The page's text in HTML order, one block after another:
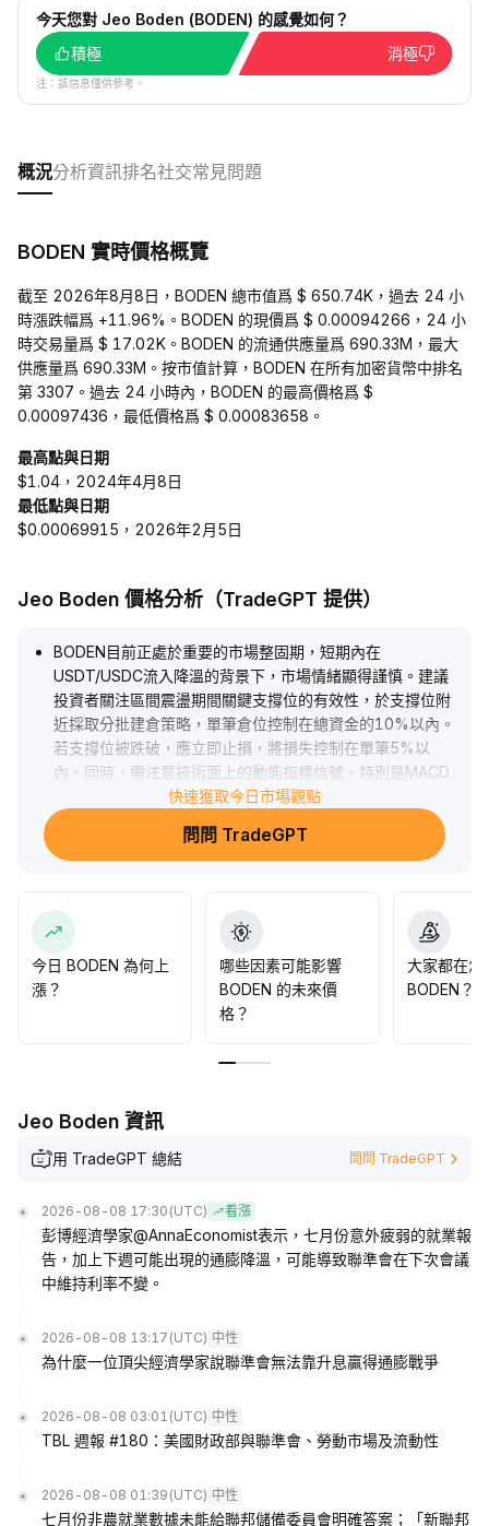
今天您對 Jeo Boden (BODEN) 的感覺如何？
積極
消極
注：該信息僅供參考。
概況分析資訊排名社交常見問題
BODEN 實時價格概覽
截至 2026年8月8日，BODEN 總市值爲 $ 650.74K，過去 24 小
時漲跌幅爲 +11.96%。BODEN 的現價爲 $ 0.00094266，24 小
時交易量爲 $ 17.02K。BODEN 的流通供應量爲 690.33M，最大
供應量爲 690.33M。按市值計算，BODEN 在所有加密貨幣中排名
第 3307。過去 24 小時內，BODEN 的最高價格爲 $
0.00097436，最低價格爲 $ 0.00083658。
最高點與日期
$1.04，2024年4月8日
最低點與日期
$0.00069915，2026年2月5日
Jeo Boden 價格分析（TradeGPT 提供）
BODEN目前正處於重要的市場整固期，短期內在
USDT/USDC流入降溫的背景下，市場情緒顯得謹慎。建議
投資者關注區間震盪期間關鍵支撐位的有效性，於支撐位附
近採取分批建倉策略，單筆倉位控制在總資金的10%以內。
若支撐位被跌破，應立即止損，將損失控制在單筆5%以
內。同時，需注意技術面上的動能指標信號，特別是MACD
與RSI的走勢，以判斷潛在反彈。一旦價格突破關鍵阻力位，
可考慮追加持倉，這將有助於在市場反轉時取得超額收益，
同時有效管理風險。.
快速獲取今日市場觀點
問問 TradeGPT
今日 BODEN 為何上
漲？
哪些因素可能影響
BODEN 的未來價
格？
大家都在怎
BODEN？
Jeo Boden 資訊
用 TradeGPT 總結 問問 TradeGPT
2026-08-08 17:30 (UTC) 看漲
彭博經濟學家@AnnaEconomist表示，七月份意外疲弱的就業報
告，加上下週可能出現的通膨降溫，可能導致聯準會在下次會議
中維持利率不變。
2026-08-08 13:17 (UTC) 中性
為什麼一位頂尖經濟學家說聯準會無法靠升息贏得通膨戰爭
2026-08-08 03:01 (UTC) 中性
TBL 週報 #180：美國財政部與聯準會、勞動市場及流動性
2026-08-08 01:39 (UTC) 中性
七月份非農就業數據未能給聯邦儲備委員會明確答案；「新聯邦